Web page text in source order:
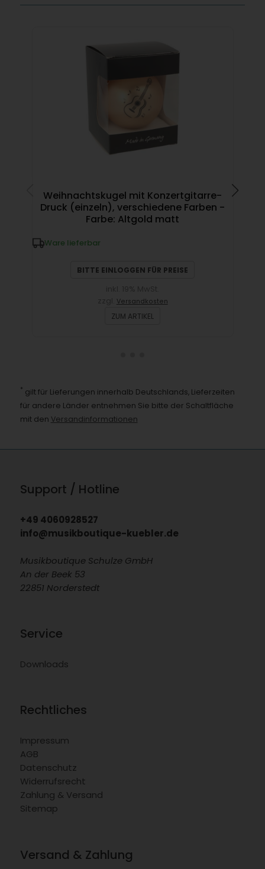
Weihnachtskugel mit Konzertgitarre-
Druck (einzeln), verschiedene Farben -
Farbe: Altgold matt
Ware lieferbar
BITTE EINLOGGEN FÜR PREISE
Versandkosten
ZUM ARTIKEL
* gilt für Lieferungen innerhalb Deutschlands, Lieferzeiten
für andere Länder entnehmen Sie bitte der Schaltfläche
mit den Versandinformationen
Support / Hotline
+49 4060928527
info@musikboutique-kuebler.de
Musikboutique Schulze GmbH
An der Beek 53
22851 Norderstedt
Service
Downloads
Rechtliches
Impressum
AGB
Datenschutz
Widerrufsrecht
Zahlung & Versand
Sitemap
Versand & Zahlung